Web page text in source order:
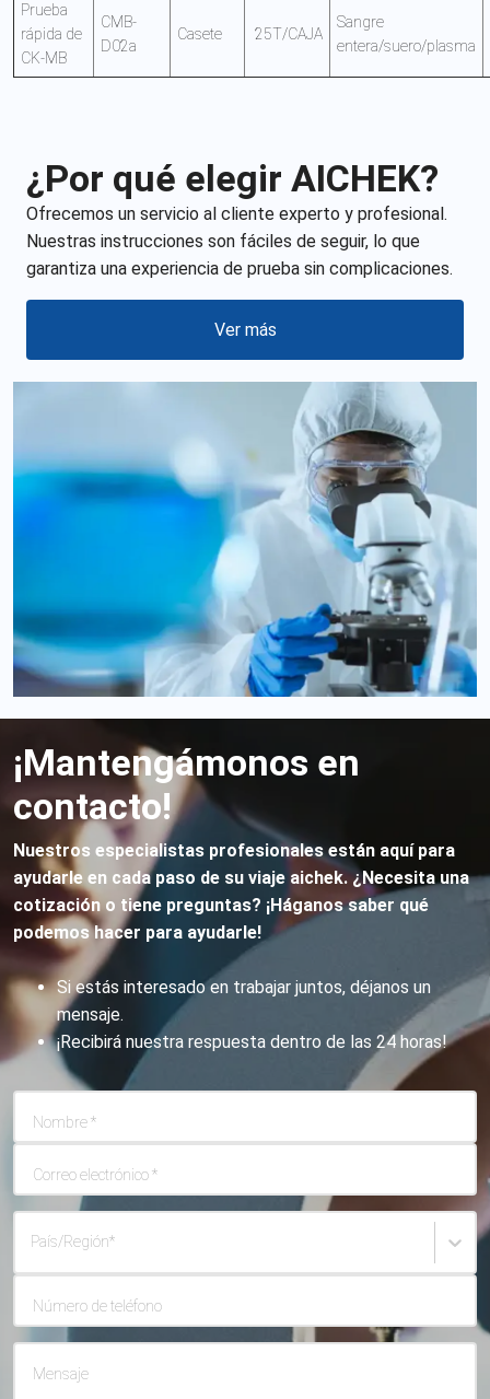
Prueba
rápida de
CK-MB
CMB-
D02a
Casete 25T/CAJA
Sangre
entera/suero/plasma
¿Por qué elegir AICHEK?
Ofrecemos un servicio al cliente experto y profesional.
Nuestras instrucciones son fáciles de seguir, lo que
garantiza una experiencia de prueba sin complicaciones.
Ver más
¡Mantengámonos en
contacto!
Nuestros especialistas profesionales están aquí para
ayudarle en cada paso de su viaje aichek. ¿Necesita una
cotización o tiene preguntas? ¡Háganos saber qué
podemos hacer para ayudarle!
Si estás interesado en trabajar juntos, déjanos un
mensaje.
¡Recibirá nuestra respuesta dentro de las 24 horas!
Nombre*
Correo electrónico*
País/Región*
Número de teléfono
Mensaje